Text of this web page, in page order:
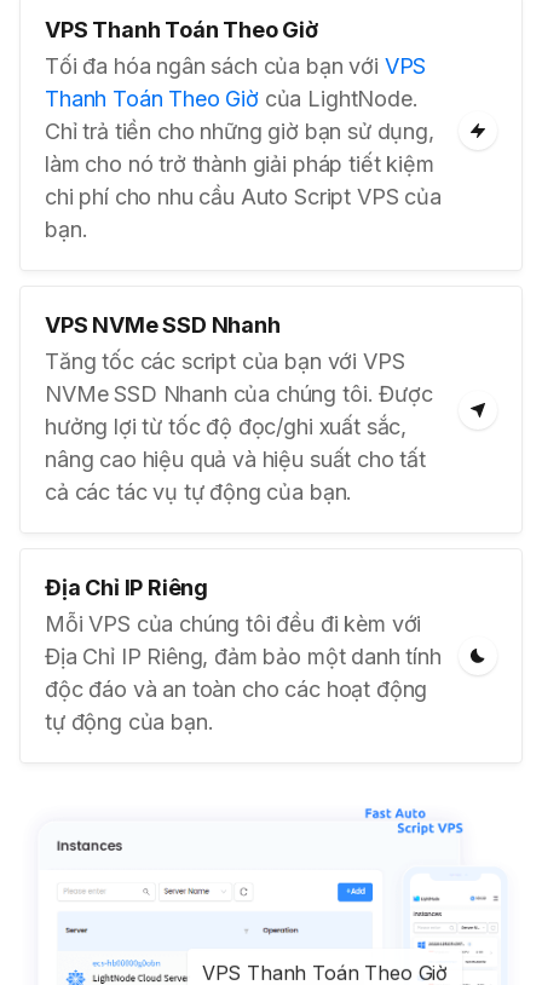
VPS Thanh Toán Theo Giờ
Tối đa hóa ngân sách của bạn với VPS
Thanh Toán Theo Giờcủa LightNode.
Chỉ trả tiền cho những giờ bạn sử dụng,
làm cho nó trở thành giải pháp tiết kiệm
chi phí cho nhu cầu Auto Script VPS của
bạn.
VPS NVMe SSD Nhanh
Tăng tốc các script của bạn với VPS
NVMe SSD Nhanh của chúng tôi. Được
hưởng lợi từ tốc độ đọc/ghi xuất sắc,
nâng cao hiệu quả và hiệu suất cho tất
cả các tác vụ tự động của bạn.
Địa Chỉ IP Riêng
Mỗi VPS của chúng tôi đều đi kèm với
Địa Chỉ IP Riêng, đảm bảo một danh tính
độc đáo và an toàn cho các hoạt động
tự động của bạn.
VPS Thanh Toán Theo Giờ